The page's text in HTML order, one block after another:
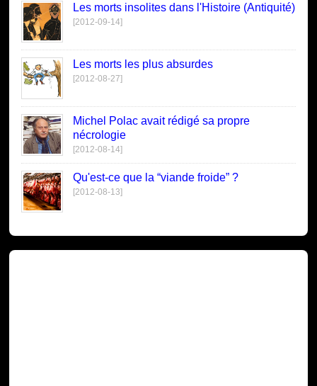
Les morts insolites dans l'Histoire (Antiquité)
[2012-09-14]
Les morts les plus absurdes
[2012-08-27]
Michel Polac avait rédigé sa propre
nécrologie
[2012-08-14]
Qu'est-ce que la “viande froide” ?
[2012-08-13]